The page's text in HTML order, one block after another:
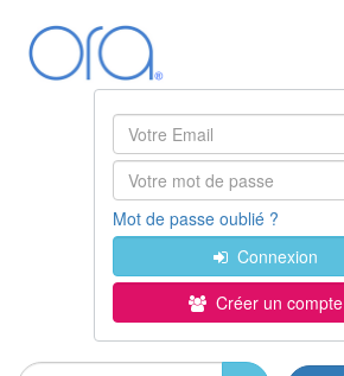
Mot de passe oublié ?
Connexion
Créer un compte